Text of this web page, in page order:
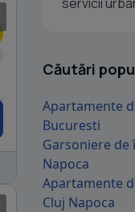
Căutări
Apartamente
Bucuresti
Garsoniere de
Napoca
Apartamente
Cluj Napoca